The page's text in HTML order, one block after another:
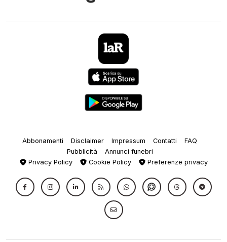
Abbonamenti Disclaimer Impressum Contatti
FAQ
Pubblicità
Annunci funebri
Privacy Policy
Cookie Policy Preferenze privacy